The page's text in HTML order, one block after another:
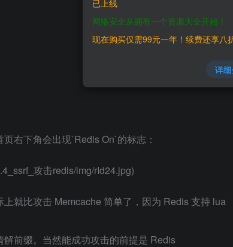
右下角会出现`Redis On`的标志：
攻击redis/img/rId24.jpg)
就比攻击 Memcache 简单了，因为 Redis 支持 lua
前缀。当然能成功攻击的前提是 Redis
已上线
网络安全从拥有一个资源大全开始！
现在购买仅需99元一年！续费还享八
详